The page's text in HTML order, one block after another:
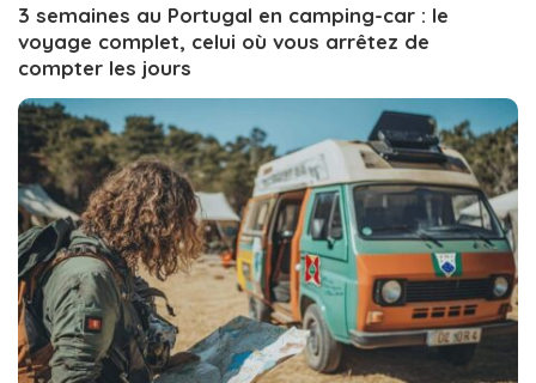
3 semaines au Portugal en camping-car : le
voyage complet, celui où vous arrêtez de
compter les jours